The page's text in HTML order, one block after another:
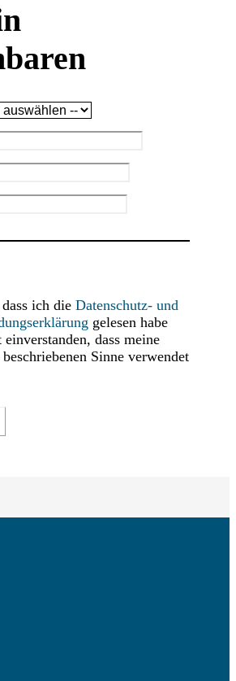
ich die Datenschutz- und
gelesen habe
dass meine
Sinne verwendet